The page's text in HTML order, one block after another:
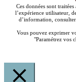
Ces données sont
l’expérience utilisateur,
d’information,
Vous pouvez exprimer
"Paramétrez vos